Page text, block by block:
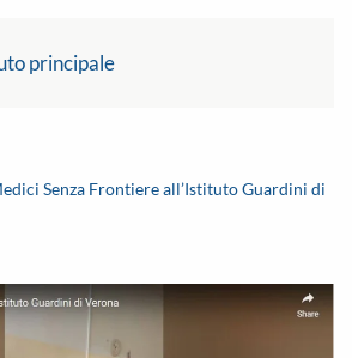
principale
Senza Frontiere all’Istituto Guardini di